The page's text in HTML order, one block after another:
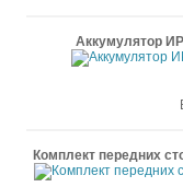
Аккумулятор
Комплект передних